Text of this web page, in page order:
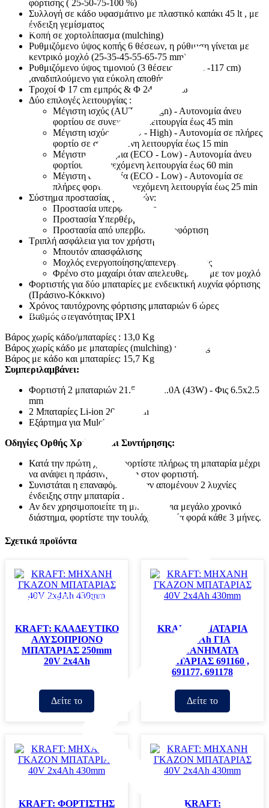
Παλάγκα
Φορτιστές
Οικοδομικά / Δομικά
φόρτισης ( 25-50-75-100 %)
Συλλογή σε κάδο υφασμάτινο με πλαστικό καπάκι 45 lt , με
ένδειξη γεμίσματος
Κοπή σε χορτολίπασμα (mulching)
Ρυθμιζόμενο ύψος κοπής 6 θέσεων, η ρύθμιση γίνεται με
κεντρικό μοχλό (25-35-45-55-65-75 mm)
Ρυθμιζόμενο ύψος τιμονιού (3 θέσεις - 97-107-117 cm)
,αναδιπλούμενο για εύκολη αποθήκευση
Τροχοί Φ 17 cm εμπρός & Φ 24 cm πίσω
Δύο επιλογές λειτουργίας :
Μέγιστη ισχύς (AUTO - High) - Αυτονομία άνευ
φορτίου σε συνεχόμενη λειτουργία έως 45 min
Μέγιστη ισχύς (AUTO - High) - Αυτονομία σε πλήρες
φορτίο σε συνεχόμενη λειτουργία έως 15 min
Μέγιστη αυτονομία (ECO - Low) - Αυτονομία άνευ
φορτίου σε συνεχόμενη λειτουργία έως 60 min
Μέγιστη αυτονομία (ECO - Low) - Αυτονομία σε
πλήρες φορτίο σε συνεχόμενη λειτουργία έως 25 min
Σύστημα προστασίας μπαταριών:
Προστασία υπερφόρτωσης
Προστασία Υπερθέρμανσης
Προστασία από υπερβολική αποφόρτιση
Τριπλή ασφάλεια για τον χρήστη :
Μπουτόν απασφάλισης
Μοχλός ενεργοποίησης/απενεργοποίησης
Φρένο στο μαχαίρι όταν απελευθερώνουμε τον μοχλό
Φορτιστής για δύο μπαταρίες με ενδεικτική λυχνία φόρτισης
(Πράσινο-Κόκκινο)
Χρόνος ταυτόχρονης φόρτισης μπαταριών 6 ώρες
Βαθμός στεγανότητας IPX1
Βάρος χωρίς κάδο/μπαταρίες : 13,0 Kg
Βάρος χωρίς κάδο με μπαταρίες (mulching) : 14,6 Kg
Βάρος με κάδο και μπαταρίες: 15,7 Kg
Συμπεριλαμβάνει:
Φορτιστή 2 μπαταριών 21.5 Volt - 2.0A (43W) - Φις 6.5x2.5
mm
2 Μπαταρίες Li-ion 20V 4.0Ah
Εξάρτημα για Mulching
Οδηγίες Ορθής Χρήσης και Συντήρησης:
Κατά την πρώτη χρήση, φορτίστε πλήρως τη μπαταρία μέχρι
να ανάψει η πράσινη ένδειξη στον φορτιστή.
Συνιστάται η επαναφόρτιση όταν απομένουν 2 λυχνίες
ένδειξης στην μπαταρία .
Αν δεν χρησιμοποιείτε τη μπαταρία για μεγάλο χρονικό
διάστημα, φορτίστε την τουλάχιστον μία φορά κάθε 3 μήνες.
Σχετικά προϊόντα
KRAFT: ΚΛΑΔΕΥΤΙΚΟ
ΑΛΥΣΟΠΡΙΟΝΟ
ΜΠΑΤΑΡΙΑΣ 250mm
20V 2x4Ah
Δείτε το
KRAFT: ΜΠΑΤΑΡΙΑ
20V 4Ah ΓΙΑ
ΜΗΧΑΝΗΜΑΤΑ
ΜΠΑΤΑΡΙΑΣ 691160 ,
691177, 691178
Δείτε το
KRAFT: ΦΟΡΤΙΣΤΗΣ
KRAFT: